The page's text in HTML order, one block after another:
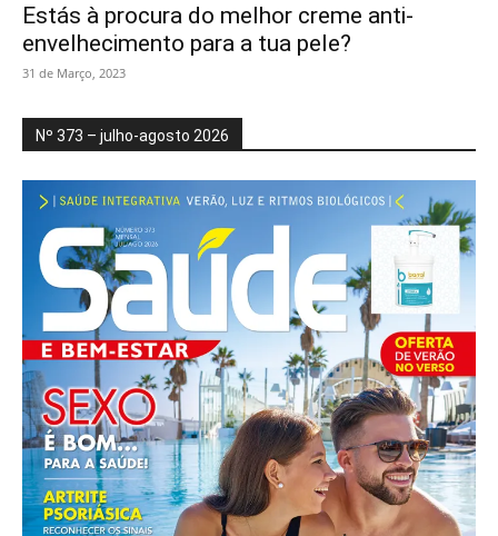
Estás à procura do melhor creme anti-
envelhecimento para a tua pele?
31 de Março, 2023
Nº 373 – julho-agosto 2026